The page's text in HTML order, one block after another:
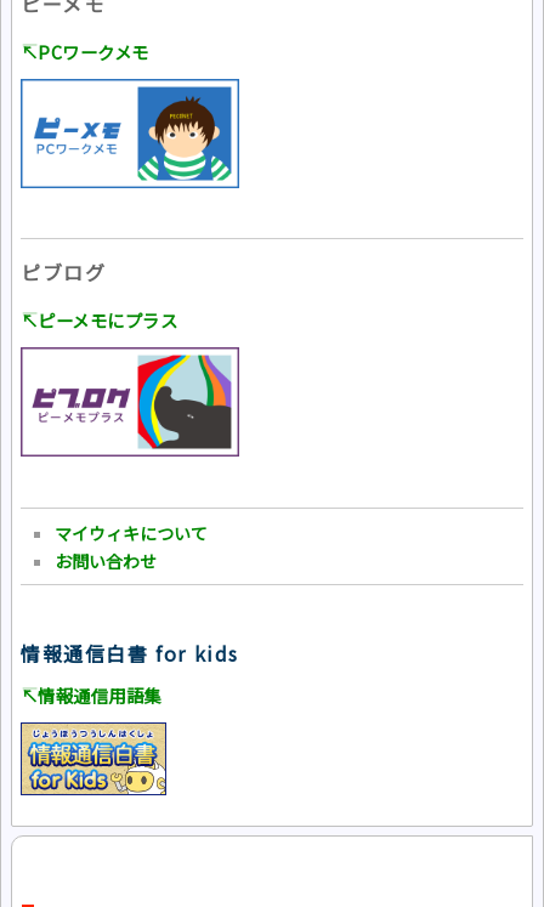
↸PCワークメモ
ピブログ
↸ピーメモにプラス
マイウィキについて
お問い合わせ
情報通信白書 for kids
↸情報通信用語集